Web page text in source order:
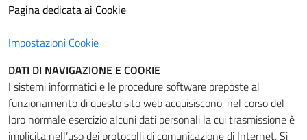
Pagina dedicata ai Cookie
Impostazioni Cookie
DATI DI NAVIGAZIONE E COOKIE
I sistemi informatici e le procedure software preposte al
funzionamento di questo sito web acquisiscono, nel corso del
loro normale esercizio alcuni dati personali la cui trasmissione è
implicita nell’uso dei protocolli di comunicazione di Internet. Si